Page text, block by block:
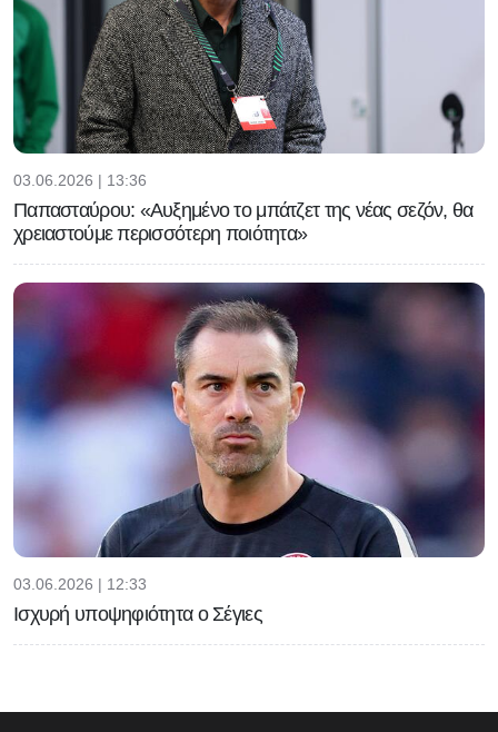
03.06.2026 | 13:36
Παπασταύρου: «Αυξημένο το μπάτζετ της νέας σεζόν, θα
χρειαστούμε περισσότερη ποιότητα»
03.06.2026 | 12:33
Ισχυρή υποψηφιότητα ο Σέγιες